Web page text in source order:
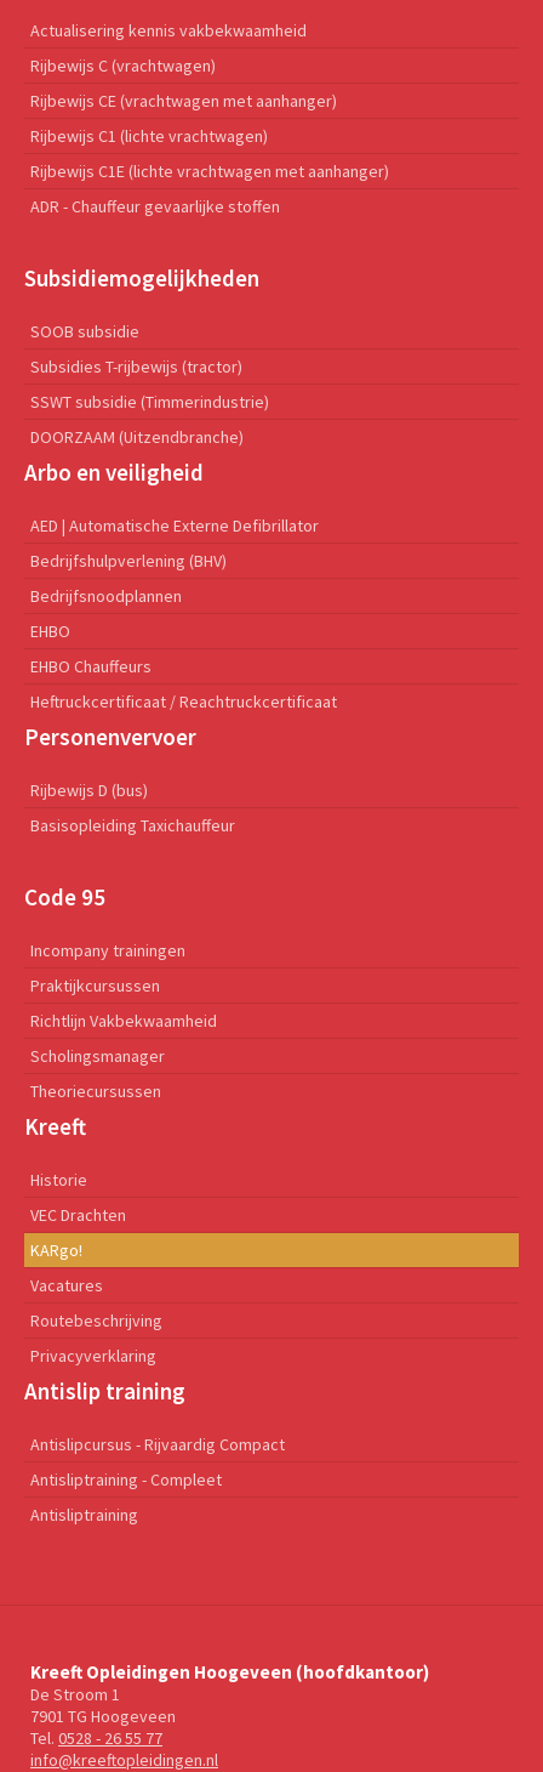
Actualisering kennis vakbekwaamheid
Rijbewijs C (vrachtwagen)
Rijbewijs CE (vrachtwagen met aanhanger)
Rijbewijs C1 (lichte vrachtwagen)
Rijbewijs C1E (lichte vrachtwagen met aanhanger)
ADR - Chauffeur gevaarlijke stoffen
Subsidiemogelijkheden
SOOB subsidie
Subsidies T-rijbewijs (tractor)
SSWT subsidie (Timmerindustrie)
DOORZAAM (Uitzendbranche)
Arbo en veiligheid
AED | Automatische Externe Defibrillator
Bedrijfshulpverlening (BHV)
Bedrijfsnoodplannen
EHBO
EHBO Chauffeurs
Heftruckcertificaat / Reachtruckcertificaat
Personenvervoer
Rijbewijs D (bus)
Basisopleiding Taxichauffeur
Code 95
Incompany trainingen
Praktijkcursussen
Richtlijn Vakbekwaamheid
Scholingsmanager
Theoriecursussen
Kreeft
Historie
VEC Drachten
KARgo!
Vacatures
Routebeschrijving
Privacyverklaring
Antislip training
Antislipcursus - Rijvaardig Compact
Antisliptraining - Compleet
Antisliptraining
Kreeft Opleidingen Hoogeveen (hoofdkantoor)
De Stroom 1
7901 TG Hoogeveen
Tel. 0528 - 26 55 77
info@kreeftopleidingen.nl